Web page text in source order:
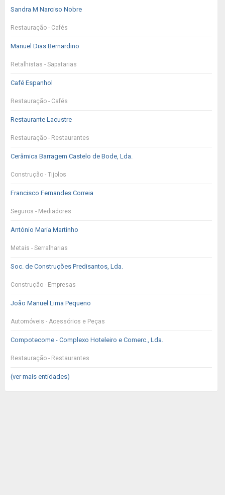
Sandra M Narciso Nobre
Restauração - Cafés
Manuel Dias Bernardino
Retalhistas - Sapatarias
Café Espanhol
Restauração - Cafés
Restaurante Lacustre
Restauração - Restaurantes
Cerâmica Barragem Castelo de Bode, Lda.
Construção - Tijolos
Francisco Fernandes Correia
Seguros - Mediadores
António Maria Martinho
Metais - Serralharias
Soc. de Construções Predisantos, Lda.
Construção - Empresas
João Manuel Lima Pequeno
Automóveis - Acessórios e Peças
Compotecome - Complexo Hoteleiro e Comerc., Lda.
Restauração - Restaurantes
(ver mais entidades)